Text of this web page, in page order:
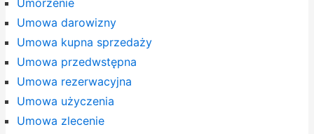
Umorzenie
Umowa darowizny
Umowa kupna sprzedaży
Umowa przedwstępna
Umowa rezerwacyjna
Umowa użyczenia
Umowa zlecenie